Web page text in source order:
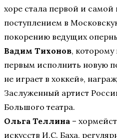
хоре стала первой и
поступлением в
покорению ведущих
Вадим Тихонов, которому
первым исполнить новую
не играет в хоккей»,
Заслуженный артист
Большого театра.
Ольга Теллина –
искусств И.С. Баха,